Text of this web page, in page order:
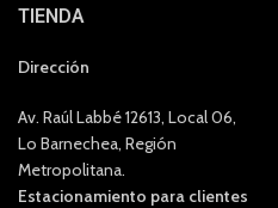
TIENDA
Dirección
Av. Raúl Labbé 12613, Local 06,
Lo Barnechea, Región
Metropolitana.
Estacionamiento para clientes